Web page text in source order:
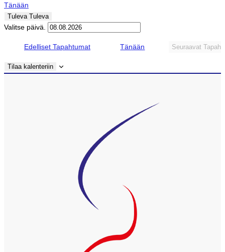
Tänään
Tuleva Tuleva
Valitse päivä.
Edelliset Tapahtumat Tänään Seuraavat
Tilaa kalenteriin